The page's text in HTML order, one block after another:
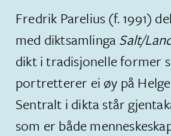
Fredrik Parelius (f. 1991)
med diktsamlinga Salt/
dikt i tradisjonelle former
portretterer ei øy på
Sentralt i dikta står
som er både